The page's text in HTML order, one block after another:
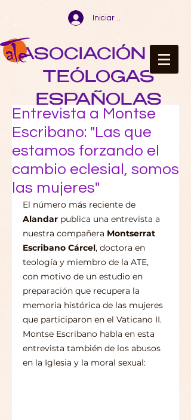
Iniciar sesión
ASOCIACIÓN DE
TEÓLOGAS
ESPAÑOLAS
Entrevista a Montse
Escribano: "Las que
estamos forzando el
cambio eclesial, somos
las mujeres"
El número más reciente de
Alandar publica una entrevista a
nuestra compañera Montserrat
Escribano Cárcel, doctora en
teología y miembro de la ATE,
con motivo de un estudio en
preparación que recupera la
memoria histórica de las mujeres
que participaron en el Vaticano II.
Montse Escribano habla en esta
entrevista también de los abusos
en la Iglesia y la moral sexual: